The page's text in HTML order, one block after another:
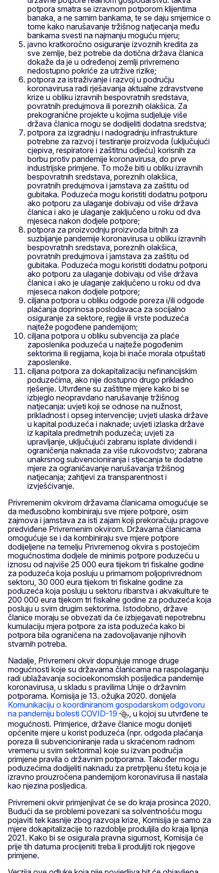
potpora smatra se izravnom potporom klijentima
banaka, a ne samim bankama, te se daju smjernice o
tome kako narušavanje tržišnog natjecanja među
bankama svesti na najmanju moguću mjeru;
javno kratkoročno osiguranje izvoznih kredita za
sve zemlje, bez potrebe da dotična država članica
dokaže da je u određenoj zemlji privremeno
nedostupno pokriće za utržive rizike;
potpora za istraživanje i razvoj u području
koronavirusa radi rješavanja aktualne zdravstvene
krize u obliku izravnih bespovratnih sredstava,
povratnih predujmova ili poreznih olakšica. Za
prekogranične projekte u kojima sudjeluje više
država članica mogu se dodijeliti dodatna sredstva;
potpora za izgradnju i nadogradnju infrastrukture
potrebne za razvoj i testiranje proizvoda (uključujući
cjepiva, respiratore i zaštitnu odjeću) korisnih za
borbu protiv pandemije koronavirusa, do prve
industrijske primjene. To može biti u obliku izravnih
bespovratnih sredstava, poreznih olakšica,
povratnih predujmova i jamstava za zaštitu od
gubitaka. Poduzeća mogu koristiti dodatnu potporu
ako potporu za ulaganje dobivaju od više država
članica i ako je ulaganje zaključeno u roku od dva
mjeseca nakon dodjele potpore;
potpora za proizvodnju proizvoda bitnih za
suzbijanje pandemije koronavirusa u obliku izravnih
bespovratnih sredstava, poreznih olakšica,
povratnih predujmova i jamstava za zaštitu od
gubitaka. Poduzeća mogu koristiti dodatnu potporu
ako potporu za ulaganje dobivaju od više država
članica i ako je ulaganje zaključeno u roku od dva
mjeseca nakon dodjele potpore;
ciljana potpora u obliku odgode poreza i/ili odgode
plaćanja doprinosa poslodavaca za socijalno
osiguranje za sektore, regije ili vrste poduzeća
najteže pogođene pandemijom;
ciljana potpora u obliku subvencija za plaće
zaposlenika poduzeća u najteže pogođenim
sektorima ili regijama, koja bi inače morala otpuštati
zaposlenike.
ciljana potpora za dokapitalizaciju nefinancijskim
poduzećima, ako nije dostupno drugo prikladno
rješenje. Utvrđene su zaštitne mjere kako bi se
izbjeglo neopravdano narušavanje tržišnog
natjecanja: uvjeti koji se odnose na nužnost,
prikladnost i opseg intervencije; uvjeti ulaska države
u kapital poduzeća i naknade; uvjeti izlaska države
iz kapitala predmetnih poduzeća; uvjeti za
upravljanje, uključujući zabranu isplate dividendi i
ograničenja naknada za više rukovodstvo; zabrana
unakrsnog subvencioniranja i stjecanja te dodatne
mjere za ograničavanje narušavanja tržišnog
natjecanja; zahtjevi za transparentnost i
izvješćivanje.
Privremenim okvirom državama članicama omogućuje se
da međusobno kombiniraju sve mjere potpore, osim
zajmova i jamstava za isti zajam koji prekoračuju pragove
predviđene Privremenim okvirom. Državama članicama
omogućuje se i da kombiniraju sve mjere potpore
dodijeljene na temelju Privremenog okvira s postojećim
mogućnostima dodjele de minimis potpore poduzeću u
iznosu od najviše 25 000 eura tijekom tri fiskalne godine
za poduzeća koja posluju u primarnom poljoprivrednom
sektoru, 30 000 eura tijekom tri fiskalne godine za
poduzeća koja posluju u sektoru ribarstva i akvakulture te
200 000 eura tijekom tri fiskalne godine za poduzeća koja
posluju u svim drugim sektorima. Istodobno, države
članice moraju se obvezati da će izbjegavati nepotrebnu
kumulaciju mjera potpore za ista poduzeća kako bi
potpora bila ograničena na zadovoljavanje njihovih
stvarnih potreba.
Nadalje, Privremeni okvir dopunjuje mnoge druge
mogućnosti koje su državama članicama na raspolaganju
radi ublažavanja socioekonomskih posljedica pandemije
koronavirusa, u skladu s pravilima Unije o državnim
potporama. Komisija je 13. ožujka 2020. donijela
Komunikaciju o koordiniranom gospodarskom odgovoru
na pandemiju bolesti COVID-19
, u kojoj su utvrđene te
mogućnosti. Primjerice, države članice mogu donijeti
općenite mjere u korist poduzeća (npr. odgoda plaćanja
poreza ili subvencioniranje rada u skraćenom radnom
vremenu u svim sektorima) koje su izvan područja
primjene pravila o državnim potporama. Također mogu
poduzećima dodijeliti naknadu za pretrpljenu štetu koja je
izravno prouzročena pandemijom koronavirusa ili nastala
kao njezina posljedica.
Privremeni okvir primjenjivat će se do kraja prosinca 2020.
Budući da se problemi povezani sa solventnošću mogu
pojaviti tek kasnije zbog razvoja krize, Komisija je samo za
mjere dokapitalizacije to razdoblje produljila do kraja lipnja
2021. Kako bi se osigurala pravna sigurnost, Komisija će
prije tih datuma procijeniti treba li produljiti rok njegove
primjene.